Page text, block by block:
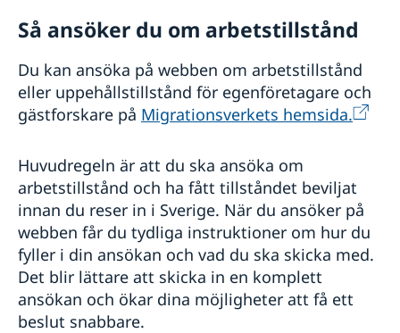
Besöka släkt och vänner
Affärsbesök/Konferens
Sport- och kulturbesök
Turistbesök
Minderåriga (Under 18 år)
Om din ansökan beviljas
Besök släkt och vänner längre än 90 dagar
FAQ
EU-familjemedlemmar
Avgifter
Så ansöker du om arbetstillstånd
Du kan ansöka på webben om arbetstillstånd
eller uppehållstillstånd för egenföretagare och
gästforskare på Migrationsverkets hemsida.
Huvudregeln är att du ska ansöka om
arbetstillstånd och ha fått tillståndet beviljat
innan du reser in i Sverige. När du ansöker på
webben får du tydliga instruktioner om hur du
fyller i din ansökan och vad du ska skicka med.
Det blir lättare att skicka in en komplett
ansökan och ökar dina möjligheter att få ett
beslut snabbare.